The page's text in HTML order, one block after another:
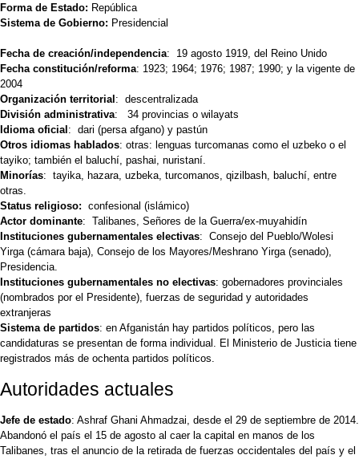
Forma de Estado: República
Sistema de Gobierno: Presidencial
Fecha de creación/independencia: 19 agosto 1919, del Reino Unido
Fecha constitución/reforma: 1923; 1964; 1976; 1987; 1990; y la vigente de
2004
Organización territorial : descentralizada
División administrativa: 34 provincias o wilayats
Idioma oficial : dari (persa afgano) y pastún
Otros idiomas hablados: otras: lenguas turcomanas como el uzbeko o el
tayiko; también el baluchí, pashai, nuristaní.
Minorías: tayika, hazara, uzbeka, turcomanos, qizilbash, baluchí, entre
otras.
Status religioso: confesional (islámico)
Actor dominante: Talibanes, Señores de la Guerra/ex-muyahidín
Instituciones gubernamentales electivas: Consejo del Pueblo/Wolesi
Yirga (cámara baja), Consejo de los Mayores/Meshrano Yirga (senado),
Presidencia.
Instituciones gubernamentales no electivas: gobernadores provinciales
(nombrados por el Presidente), fuerzas de seguridad y autoridades
extranjeras
Sistema de partidos: en Afganistán hay partidos políticos, pero las
candidaturas se presentan de forma individual. El Ministerio de Justicia tiene
registrados más de ochenta partidos políticos.
Autoridades actuales
Jefe de estado: Ashraf Ghani Ahmadzai, desde el 29 de septiembre de 2014.
Abandonó el país el 15 de agosto al caer la capital en manos de los
Talibanes, tras el anuncio de la retirada de fuerzas occidentales del país y el